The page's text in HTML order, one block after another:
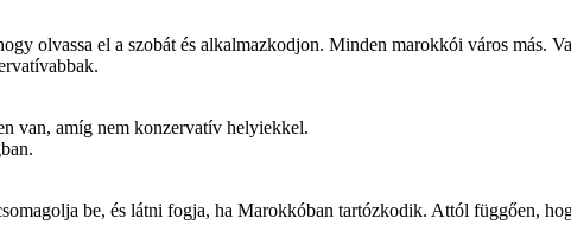
olvassa el a szobát és alkalmazkodjon. Minden marokkói város más.
van, amíg nem konzervatív helyiekkel.
be, és látni fogja, ha Marokkóban tartózkodik. Attól függően,